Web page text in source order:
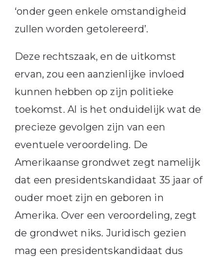
‘onder geen enkele omstandigheid
zullen worden getolereerd’.
Deze rechtszaak, en de uitkomst
ervan, zou een aanzienlijke invloed
kunnen hebben op zijn politieke
toekomst. Al is het onduidelijk wat de
precieze gevolgen zijn van een
eventuele veroordeling. De
Amerikaanse grondwet zegt namelijk
dat een presidentskandidaat 35 jaar of
ouder moet zijn en geboren in
Amerika. Over een veroordeling, zegt
de grondwet niks. Juridisch gezien
mag een presidentskandidaat dus